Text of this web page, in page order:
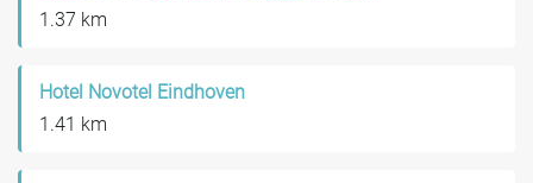
1.37 km
Hotel Novotel Eindhoven
1.41 km